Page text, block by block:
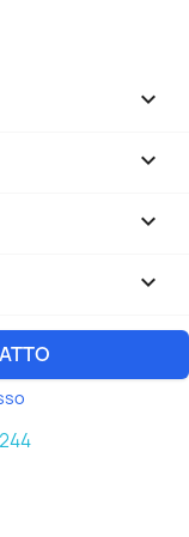



keyboard_arrow_down